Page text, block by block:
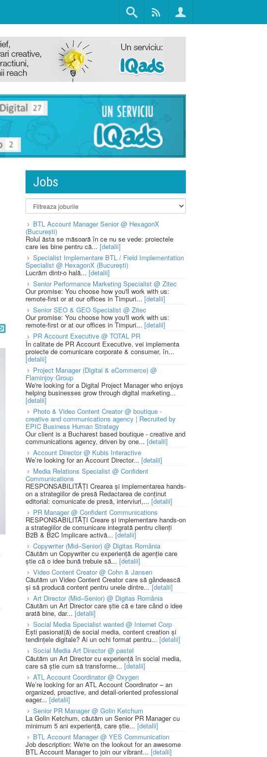
Jobs
BTL Account Manager Senior @ HexagonX
(București)
Rolul ăsta se măsoară în ce nu se vede: proiectele
care ies bine pentru că... [detalii]
Specialist Implementare BTL / Field Implementation
Specialist @ HexagonX (București)
Lucrăm dintr-o hală... [detalii]
Senior Performance Marketing Specialist @ Zitec
Our promise: You choose how you'll work with us:
remote-first or at our offices in Timpuri... [detalii]
Senior SEO & GEO Specialist @ Zitec
Our promise: You choose how you'll work with us:
remote-first or at our offices in Timpuri... [detalii]
PR Account Executive @ TOTAL PR
În calitate de PR Account Executive, vei implementa
proiecte de comunicare corporate & consumer, în...
[detalii]
Project Manager (Digital & eCommerce) @
Flaminjoy Group
We're looking for a Digital Project Manager who enjoys
helping businesses grow through digital marketing...
[detalii]
Photo & Video Content Creator @ boutique -
creative and communications agency | Recruited by
EPIC Business Human Strategy
Our client is a Bucharest based boutique - creative and
communications agency, driven by one... [detalii]
Account Director @ Kubis Interactive
We’re looking for an Account Director... [detalii]
Media Relations Specialist @ Confident
Communications
RESPONSABILITĂȚI Crearea și implementarea hands-
on a strategiilor de presă Redactarea de conținut
editorial: comunicate de presă, interviuri,... [detalii]
PR Manager @ Confident Communications
RESPONSABILITĂȚI Creare și implementare hands-on
a strategiilor de comunicare integrată pentru clienți
B2B & B2C Implicare activă... [detalii]
Copywriter (Mid–Senior) @ Digitas România
Căutăm un Copywriter cu experiență de agenție care
știe că o idee bună trebuie să... [detalii]
Video Content Creator @ Cohn & Jansen
Căutăm un Video Content Creator care să gândească
și să producă content pentru unele dintre... [detalii]
Art Director (Mid–Senior) @ Digitas România
Căutăm un Art Director care știe că e tare când o idee
arată bine, dar... [detalii]
Social Media Specialist wanted @ Internet Corp
Ești pasionat(ă) de social media, content creation și
tendințele digitale? Ai un ochi format pentru... [detalii]
Social Media Art Director @ pastel
Căutăm un Art Director cu experiență în social media,
care să știe cum să transforme... [detalii]
ATL Account Coordinator @ Oxygen
We’re looking for an ATL Account Coordinator – an
organized, proactive, and detail-oriented professional
eager... [detalii]
Senior PR Manager @ Golin Ketchum
La Golin Ketchum, căutăm un Senior PR Manager cu
minimum 5 ani experiență, care știe... [detalii]
BTL Account Manager @ YES Communication
Job description: We're on the lookout for an awesome
BTL Account Manager to join our vibrant... [detalii]